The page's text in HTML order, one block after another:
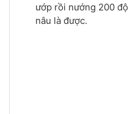
ướp rồi nướng 200
nâu là được.